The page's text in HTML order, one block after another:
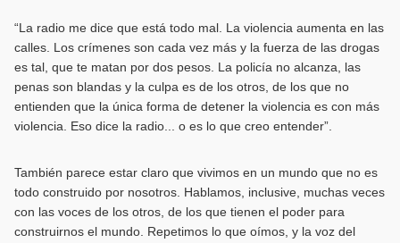
“La radio me dice que está todo mal. La violencia aumenta en las
calles. Los crímenes son cada vez más y la fuerza de las drogas
es tal, que te matan por dos pesos. La policía no alcanza, las
penas son blandas y la culpa es de los otros, de los que no
entienden que la única forma de detener la violencia es con más
violencia. Eso dice la radio... o es lo que creo entender”.
También parece estar claro que vivimos en un mundo que no es
todo construido por nosotros. Hablamos, inclusive, muchas veces
con las voces de los otros, de los que tienen el poder para
construirnos el mundo. Repetimos lo que oímos, y la voz del